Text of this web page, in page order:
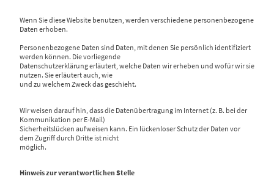
Wenn Sie diese Website benutzen, werden verschiedene personenbezogene
Daten erhoben.
Personenbezogene Daten sind Daten, mit denen Sie persönlich identifiziert
werden können. Die vorliegende
Datenschutzerklärung erläutert, welche Daten wir erheben und wofür wir sie
nutzen. Sie erläutert auch, wie
und zu welchem Zweck das geschieht.
Wir weisen darauf hin, dass die Datenübertragung im Internet (z. B. bei der
Kommunikation per E-Mail)
Sicherheitslücken aufweisen kann. Ein lückenloser Schutz der Daten vor
dem Zugriff durch Dritte ist nicht
möglich.
Hinweis zur verantwortlichen Stelle